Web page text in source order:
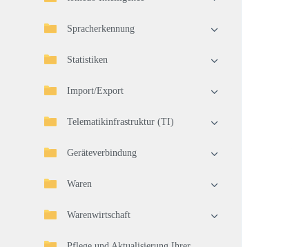
Spracherkennung
Statistiken
Import/Export
Telematikinfrastruktur (TI)
Geräteverbindung
Waren
Warenwirtschaft